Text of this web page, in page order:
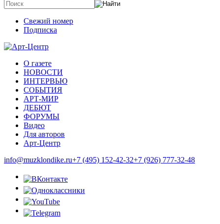
Свежий номер
Подписка
О газете
НОВОСТИ
ИНТЕРВЬЮ
СОБЫТИЯ
АРТ-МИР
ДЕБЮТ
ФОРУМЫ
Видео
Для авторов
Арт-Центр
info@muzklondike.ru+7 (495) 152-42-32+7 (926) 777-32-48